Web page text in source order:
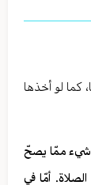
كما لو أخذها
شيء ممّا يصحّ
أمّا في